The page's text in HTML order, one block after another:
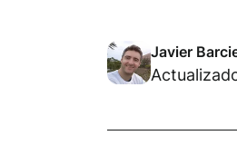
Javier